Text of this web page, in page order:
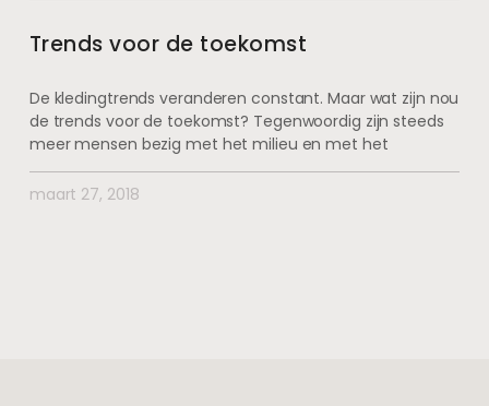
Trends voor de toekomst
De kledingtrends veranderen constant. Maar wat zijn nou
de trends voor de toekomst? Tegenwoordig zijn steeds
meer mensen bezig met het milieu en met het
maart 27, 2018